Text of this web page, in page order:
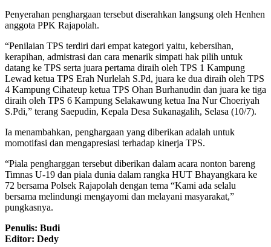
Penyerahan penghargaan tersebut diserahkan langsung oleh Henhen
anggota PPK Rajapolah.
“Penilaian TPS terdiri dari empat kategori yaitu, kebersihan,
kerapihan, admistrasi dan cara menarik simpati hak pilih untuk
datang ke TPS serta juara pertama diraih oleh TPS 1 Kampung
Lewad ketua TPS Erah Nurlelah S.Pd, juara ke dua diraih oleh TPS
4 Kampung Cihateup ketua TPS Ohan Burhanudin dan juara ke tiga
diraih oleh TPS 6 Kampung Selakawung ketua Ina Nur Choeriyah
S.Pdi,” terang Saepudin, Kepala Desa Sukanagalih, Selasa (10/7).
Ia menambahkan, penghargaan yang diberikan adalah untuk
momotifasi dan mengapresiasi terhadap kinerja TPS.
“Piala pengharggan tersebut diberikan dalam acara nonton bareng
Timnas U-19 dan piala dunia dalam rangka HUT Bhayangkara ke
72 bersama Polsek Rajapolah dengan tema “Kami ada selalu
bersama melindungi mengayomi dan melayani masyarakat,”
pungkasnya.
Penulis: Budi
Editor: Dedy